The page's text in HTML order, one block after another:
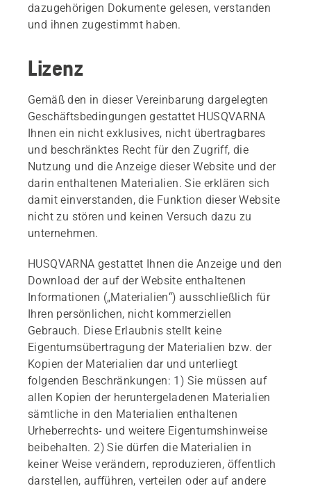
dazugehörigen Dokumente gelesen, verstanden
und ihnen zugestimmt haben.
Lizenz
Gemäß den in dieser Vereinbarung dargelegten
Geschäftsbedingungen gestattet HUSQVARNA
Ihnen ein nicht exklusives, nicht übertragbares
und beschränktes Recht für den Zugriff, die
Nutzung und die Anzeige dieser Website und der
darin enthaltenen Materialien. Sie erklären sich
damit einverstanden, die Funktion dieser Website
nicht zu stören und keinen Versuch dazu zu
unternehmen.
HUSQVARNA gestattet Ihnen die Anzeige und den
Download der auf der Website enthaltenen
Informationen („Materialien“) ausschließlich für
Ihren persönlichen, nicht kommerziellen
Gebrauch. Diese Erlaubnis stellt keine
Eigentumsübertragung der Materialien bzw. der
Kopien der Materialien dar und unterliegt
folgenden Beschränkungen: 1) Sie müssen auf
allen Kopien der heruntergeladenen Materialien
sämtliche in den Materialien enthaltenen
Urheberrechts- und weitere Eigentumshinweise
beibehalten. 2) Sie dürfen die Materialien in
keiner Weise verändern, reproduzieren, öffentlich
darstellen, aufführen, verteilen oder auf andere